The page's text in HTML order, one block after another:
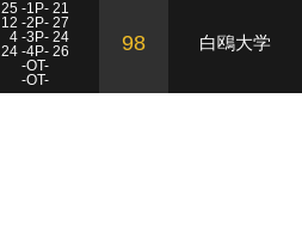
25 -1P- 21
12 -2P- 27
4 -3P- 24
24 -4P- 26
-OT-
-OT-
98 白鴎大学